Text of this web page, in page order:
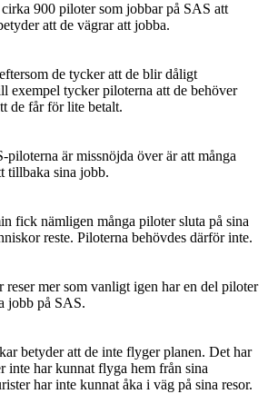
900 piloter som jobbar på SAS att
att de vägrar att jobba.
de tycker att de blir dåligt
exempel tycker piloterna att de behöver
de får för lite betalt.
piloterna är missnöjda över är att många
tillbaka sina jobb.
fick nämligen många piloter sluta på sina
reste. Piloterna behövdes därför inte.
reser mer som vanligt igen har en del piloter
jobb på SAS.
betyder att de inte flyger planen. Det har
inte har kunnat flyga hem från sina
har inte kunnat åka i väg på sina resor.